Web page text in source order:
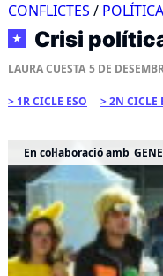
CONFLICTES / POLÍTICA
★ Crisi
LAURA CUESTA 5 DE
1R CICLE ESO 2N CICLE
En col·laboració amb